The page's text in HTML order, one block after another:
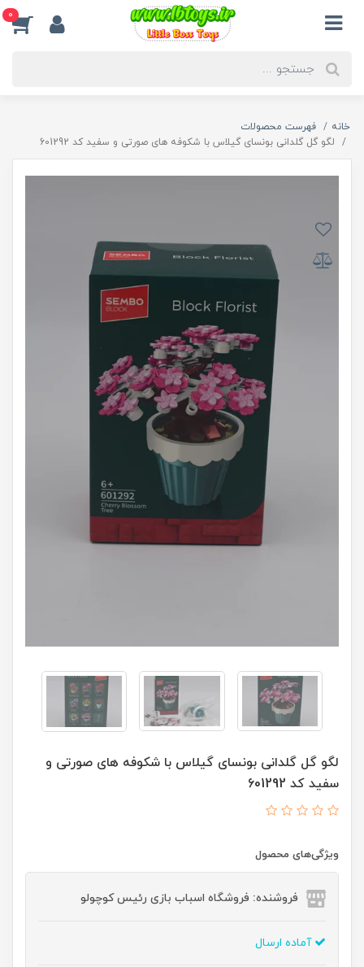
0
خانه
فهرست محصولات
لگو گل گلدانی بونسای گیلاس با شکوفه های صورتی و سفید کد 601292
لگو گل گلدانی بونسای گیلاس با شکوفه های صورتی و
سفید کد 601292
ویژگی‌های محصول
فروشنده: فروشگاه اسباب بازی رئیس کوچولو
آماده ارسال